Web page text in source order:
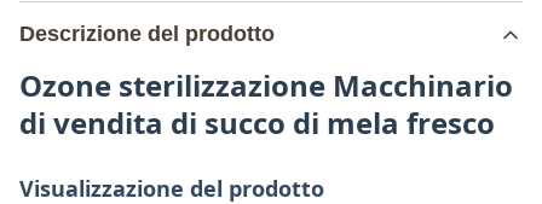
Descrizione del prodotto
Ozone sterilizzazione Macchinario
di vendita di succo di mela fresco
Visualizzazione del prodotto